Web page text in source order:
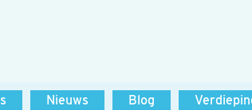
Nieuws Blog